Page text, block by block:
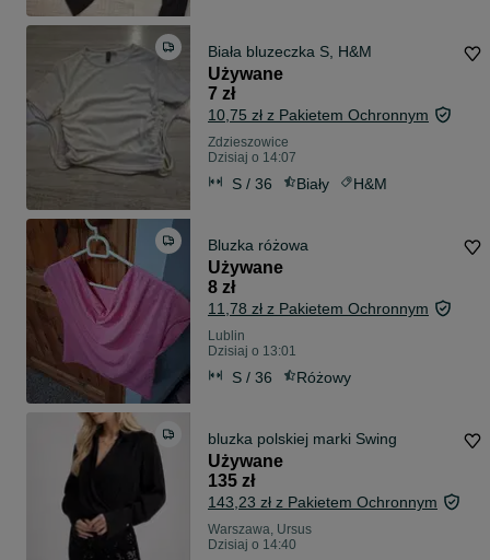
Biała bluzeczka S, H&M
Używane
7 zł
10,75 zł z Pakietem Ochronnym
Zdzieszowice
Dzisiaj o 14:07
S / 36 Biały H&M
Bluzka różowa
Używane
8 zł
11,78 zł z Pakietem Ochronnym
Lublin
Dzisiaj o 13:01
S / 36 Różowy
bluzka polskiej marki Swing
Używane
135 zł
143,23 zł z Pakietem Ochronnym
Warszawa, Ursus
Dzisiaj o 14:40